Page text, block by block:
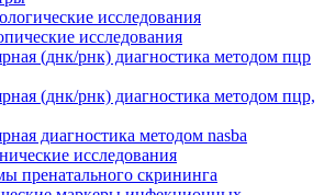
исследования
исследования
(днк/рнк) диагностика методом пцр
(днк/рнк) диагностика методом пцр,
диагностика методом nasba
исследования
пренатального скрининга